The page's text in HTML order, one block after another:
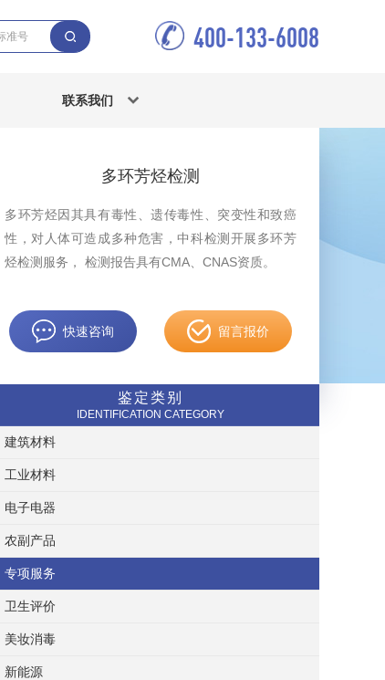
400-133-6008
联系我们
多环芳烃检测
多环芳烃因其具有毒性、遗传毒性、突变性和致癌
性，对人体可造成多种危害，中科检测开展多环芳
烃检测服务， 检测报告具有CMA、CNAS资质。
快速咨询 留言报价
鉴定类别
IDENTIFICATION CATEGORY
建筑材料
工业材料
电子电器
农副产品
专项服务
卫生评价
美妆消毒
新能源